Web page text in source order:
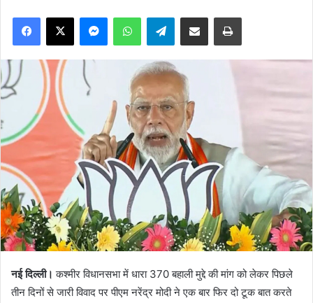
Facebook
X MessengerWhatsAppTelegramShare via Email Print
नई दिल्ली। कश्मीर विधानसभा में धारा 370 बहाली मुद्दे की मांग को लेकर पिछले
तीन दिनों से जारी विवाद पर पीएम नरेंद्र मोदी ने एक बार फिर दो टूक बात करते